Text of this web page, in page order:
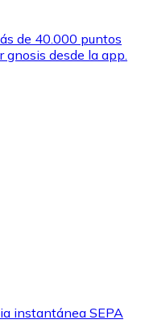
de 40.000 puntos
desde la app.
instantánea SEPA